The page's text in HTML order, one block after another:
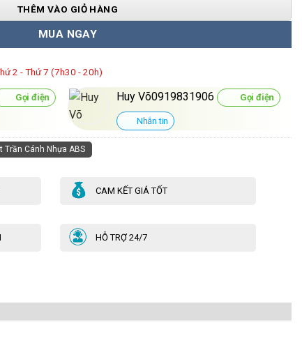
THÊM VÀO GIỎ HÀNG
MUA NGAY
2 - Thứ 7 (7h30 - 20h)
Gọi điện Huy Võ0919831906 Gọi điện
Nhắn tin
Trần Cánh Nhựa ABS
CAM KẾT GIÁ TỐT
HỖ TRỢ 24/7